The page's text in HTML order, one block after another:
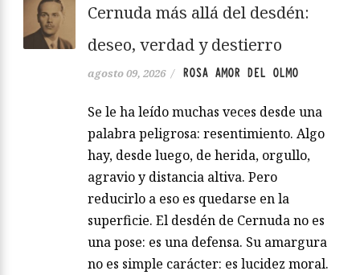
Cernuda más allá del desdén:
deseo, verdad y destierro
agosto 09, 2026 / ROSA AMOR DEL OLMO
Se le ha leído muchas veces desde una
palabra peligrosa: resentimiento. Algo
hay, desde luego, de herida, orgullo,
agravio y distancia altiva. Pero
reducirlo a eso es quedarse en la
superficie. El desdén de Cernuda no es
una pose: es una defensa. Su amargura
no es simple carácter: es lucidez moral.